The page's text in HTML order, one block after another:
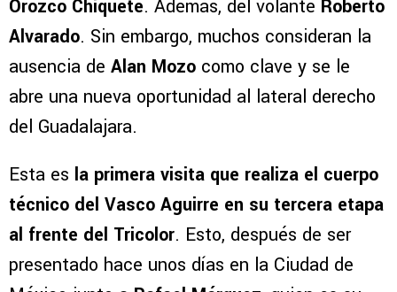
Orozco Chiquete. Además, del volante Roberto
Alvarado. Sin embargo, muchos consideran la
ausencia de Alan Mozo como clave y se le
abre una nueva oportunidad al lateral derecho
del Guadalajara.
Esta es la primera visita que realiza el cuerpo
técnico del Vasco Aguirre en su tercera etapa
al frente del Tricolor. Esto, después de ser
presentado hace unos días en la Ciudad de